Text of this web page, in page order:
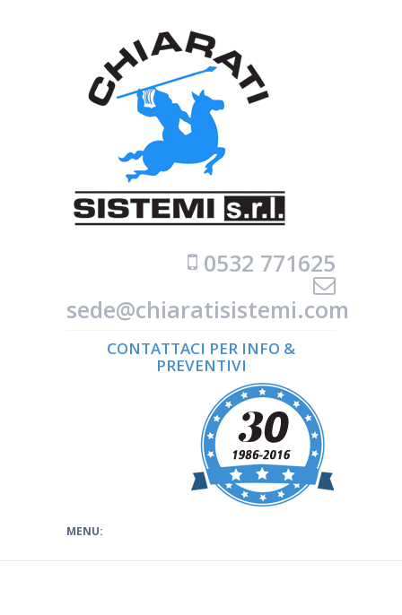
0532 771625
sede@chiaratisistemi.com
CONTATTACI PER INFO &
PREVENTIVI